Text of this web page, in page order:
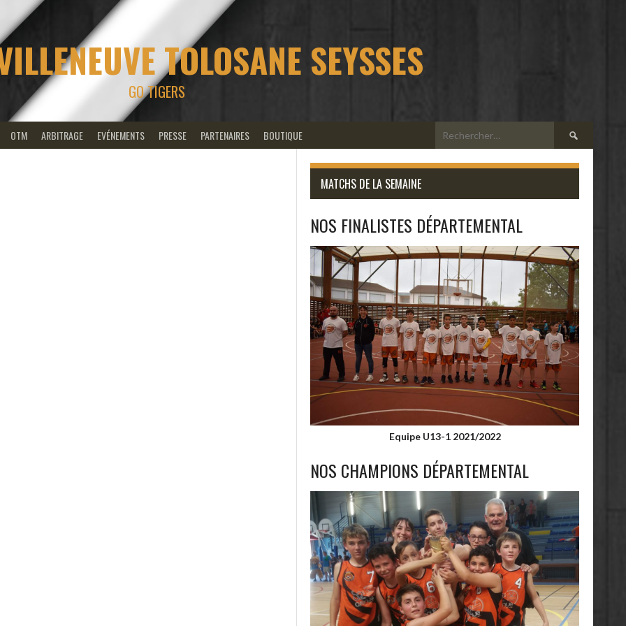
TOLOSANE SEYSSES
GO TIGERS
OTM ARBITRAGE EVÉNEMENTS PRESSE PARTENAIRES BOUTIQUE Rechercher :
MATCHS DE LA SEMAINE
NOS FINALISTES DÉPARTEMENTAL
Equipe U13-1 2021/2022
NOS CHAMPIONS DÉPARTEMENTAL